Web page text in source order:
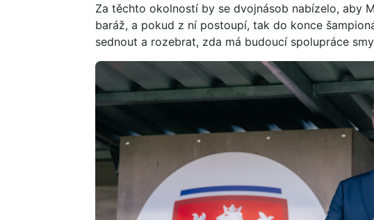
Za těchto okolností by se dvojnásob nabízelo, aby
baráž, a pokud z ní postoupí, tak do konce
sednout a rozebrat, zda má budoucí spolupráce